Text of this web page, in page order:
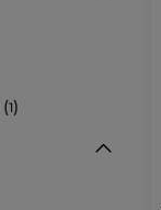
(1)